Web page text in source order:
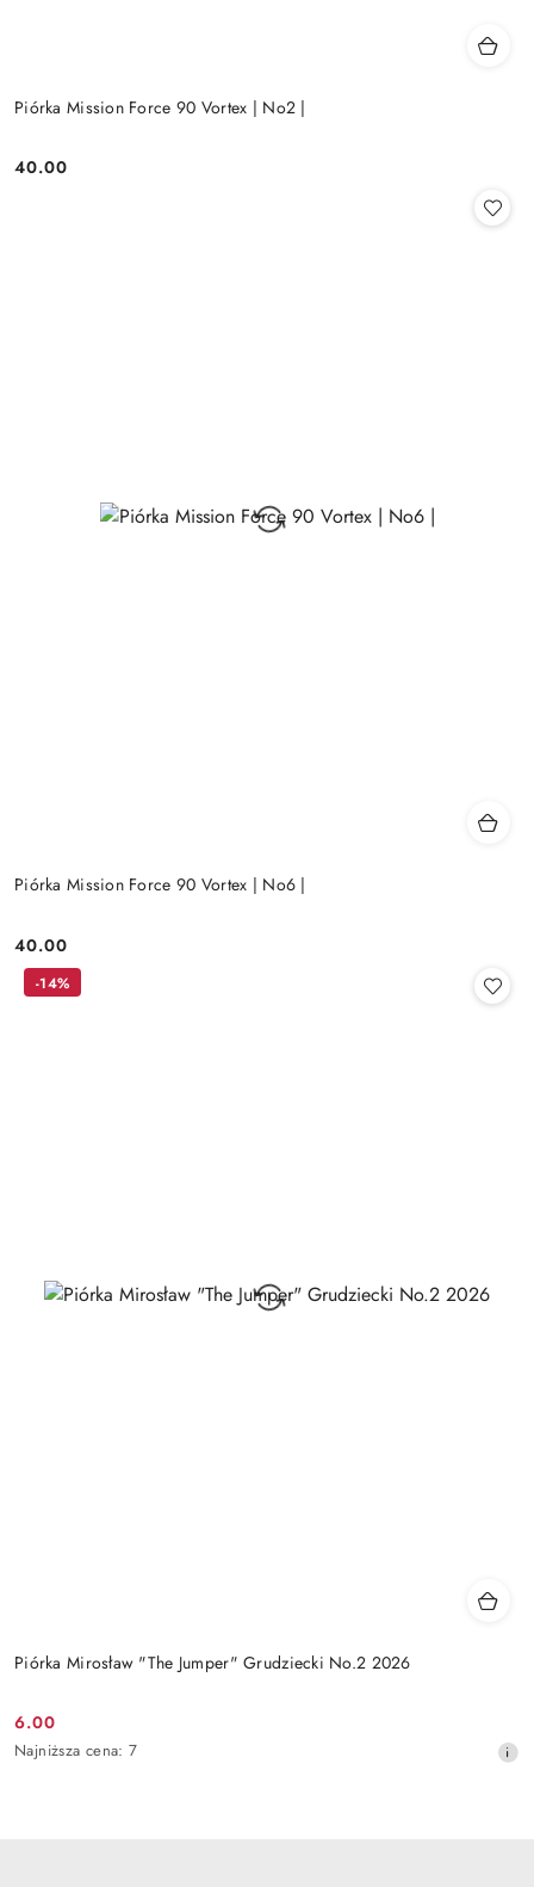
Piórka Mission Force 90 Vortex | No2 |
Cena:
40.00
Piórka Mission Force 90 Vortex | No6 |
Cena:
40.00
Piórka Mirosław "The Jumper" Grudziecki No.2 2026
Cena
promocyjna:
6.00
Najniższa
Najniższa cena: 7
-14%